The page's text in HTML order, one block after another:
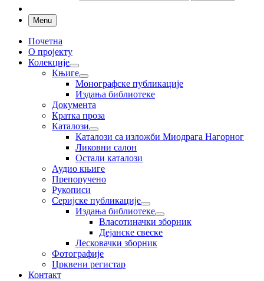
Menu
Почетна
О пројекту
Колекције
Књиге
Монографске публикације
Издања библиотеке
Документа
Кратка проза
Каталози
Каталози са изложби Миодрага Нагорног
Ликовни салон
Остали каталози
Аудио књиге
Препоручено
Рукописи
Серијске публикације
Издања библиотеке
Власотиначки зборник
Дејанске свеске
Лесковачки зборник
Фотографије
Црквени регистар
Контакт